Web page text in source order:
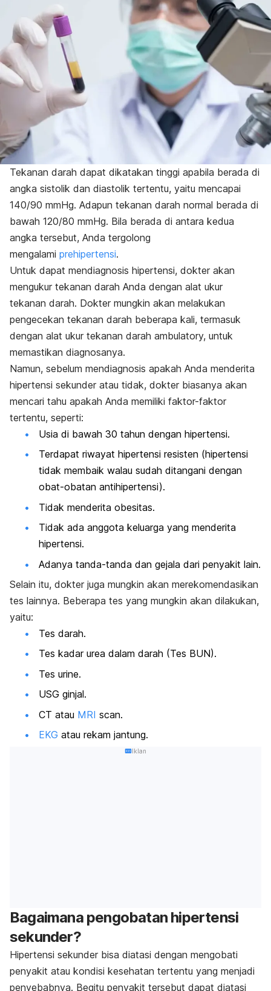
Tekanan darah dapat dikatakan tinggi apabila berada di
angka sistolik dan diastolik tertentu, yaitu mencapai
140/90 mmHg. Adapun tekanan darah normal berada di
bawah 120/80 mmHg. Bila berada di antara kedua
angka tersebut, Anda tergolong
mengalami prehipertensi.
Untuk dapat mendiagnosis hipertensi, dokter akan
mengukur tekanan darah Anda dengan alat ukur
tekanan darah. Dokter mungkin akan melakukan
pengecekan tekanan darah beberapa kali, termasuk
dengan alat ukur tekanan darah ambulatory, untuk
memastikan diagnosanya.
Namun, sebelum mendiagnosis apakah Anda menderita
hipertensi sekunder atau tidak, dokter biasanya akan
mencari tahu apakah Anda memiliki faktor-faktor
tertentu, seperti:
Usia di bawah 30 tahun dengan hipertensi.
Terdapat riwayat hipertensi resisten (hipertensi
tidak membaik walau sudah ditangani dengan
obat-obatan antihipertensi).
Tidak menderita obesitas.
Tidak ada anggota keluarga yang menderita
hipertensi.
Adanya tanda-tanda dan gejala dari penyakit lain.
Selain itu, dokter juga mungkin akan merekomendasikan
tes lainnya. Beberapa tes yang mungkin akan dilakukan,
yaitu:
Tes darah.
Tes kadar urea dalam darah (Tes BUN).
Tes urine.
USG ginjal.
CT atau MRI scan.
EKG atau rekam jantung.
Iklan
Bagaimana pengobatan hipertensi
sekunder?
Hipertensi sekunder bisa diatasi dengan mengobati
penyakit atau kondisi kesehatan tertentu yang menjadi
penyebabnya. Begitu penyakit tersebut dapat diatasi